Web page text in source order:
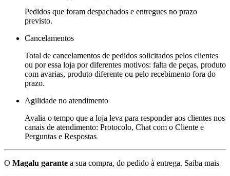
Pedidos que foram despachados e entregues no prazo
previsto.
Cancelamentos
Total de cancelamentos de pedidos solicitados pelos clientes
ou por essa loja por diferentes motivos: falta de peças, produto
com avarias, produto diferente ou pelo recebimento fora do
prazo.
Agilidade no atendimento
Avalia o tempo que a loja leva para responder aos clientes nos
canais de atendimento: Protocolo, Chat com o Cliente e
Perguntas e Respostas
O Magalu garante a sua compra, do pedido à entrega. Saiba mais